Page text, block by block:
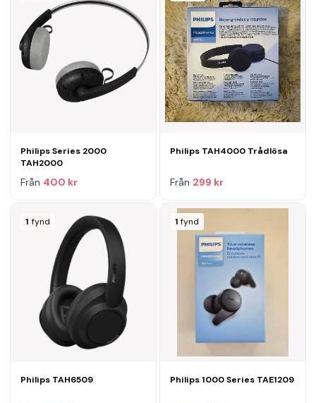
Philips Series 2000
TAH2000
Från 400 kr
Philips TAH4000 Trådlösa
Från 299 kr
1 fynd
Philips TAH6509
1 fynd
Philips 1000 Series TAE1209